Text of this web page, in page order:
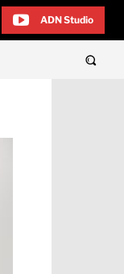
ADN Studio